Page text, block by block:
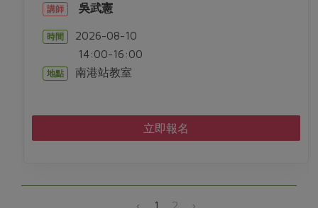
講師 吳武憲
時間 2026-08-10
14:00-16:00
地點 南港站教室
立即報名
‹ 1 2 ›